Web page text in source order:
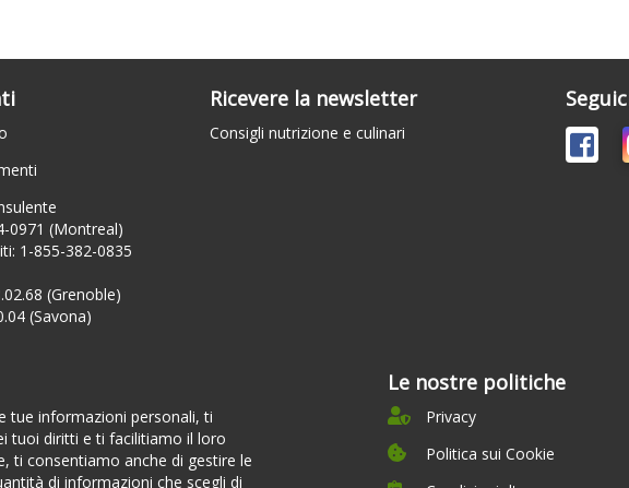
0971 (Montreal)
1-855-382-0835
(Grenoble)
(Savona)
Ricevere la newsletter
Consigli nutrizione e culinari
tue informazioni personali, ti
tuoi diritti e ti facilitiamo il loro
ti consentiamo anche di gestire le
di informazioni che scegli di
Le nostre politiche
Privacy
Politica sui Cookie